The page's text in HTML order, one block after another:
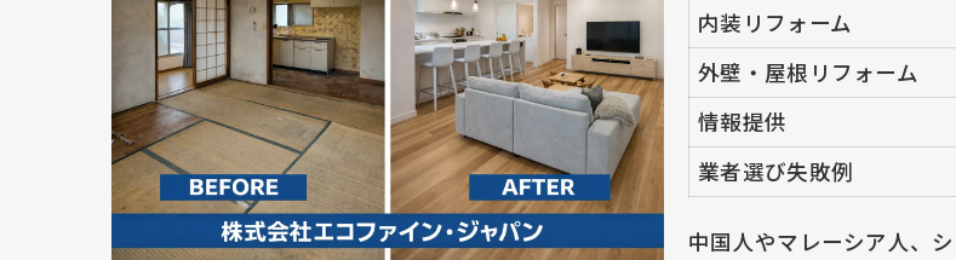
収益物件に最適な塗装プランの選
外国人投資家が重視する塗装の特徴
戸建て・マンションで異なる施工
屋根塗装で得られる長期的なメリ
内装リフォーム
外壁・屋根リフォーム
情報提供
業者選び失敗例
中国人やマレーシア人、